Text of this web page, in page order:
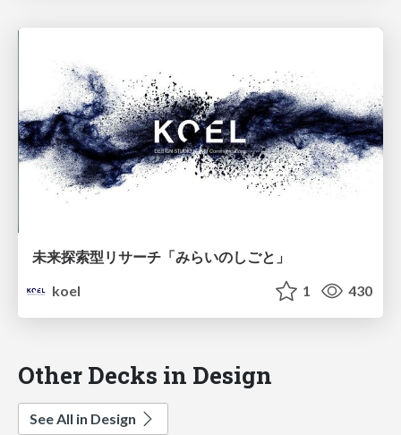
未来探索型リサーチ「みらいのしごと」
koel
1 430
Other Decks in Design
See All in Design